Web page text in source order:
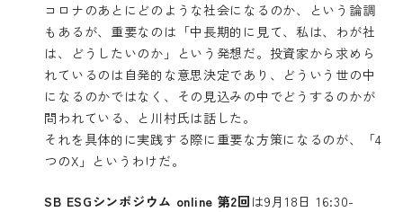
コロナのあとにどのような社会になるのか、という論調
もあるが、重要なのは「中長期的に見て、私は、わが社
は、どうしたいのか」という発想だ。投資家から求めら
れているのは自発的な意思決定であり、どういう世の中
になるのかではなく、その見込みの中でどうするのかが
問われている、と川村氏は話した。
それを具体的に実践する際に重要な方策になるのが、「4
つのX」というわけだ。
SB ESGシンポジウム online 第2回は9月18日 16:30-